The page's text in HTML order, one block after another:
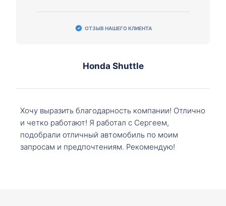
ОТЗЫВ НАШЕГО КЛИЕНТА
Honda Shuttle
Хочу выразить благодарность компании! Отлично
и четко работают! Я работал с Сергеем,
подобрали отличный автомобиль по моим
запросам и предпочтениям. Рекомендую!